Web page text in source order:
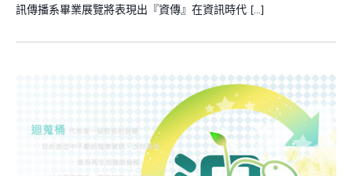
訊傳播系畢業展覽將表現出『資傳』在資訊時代 […]